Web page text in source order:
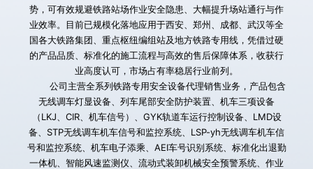
势，可有效规避铁路站场作业安全隐患、大幅提升场站通行与作
业效率。目前已规模化落地应用于西安、郑州、成都、武汉等全
国各大铁路集团、重点枢纽编组站及地方铁路专用线，凭借过硬
的产品品质、标准化的施工流程与高效的售后保障体系，收获行
业高度认可，市场占有率稳居行业前列。
无线调车灯显设备、列车尾部安全防护装置、机车三项设备
（LKJ、CIR、机车信号）、GYK轨道车运行控制设备、LMD设
备、STP无线调车机车信号和监控系统、LSP-yh无线调车机车信
号和监控系统、机车电子添乘、AEI车号识别系统、标准化出退勤
一体机、智能风速监测仪、流动式装卸机械安全预警系统、作业